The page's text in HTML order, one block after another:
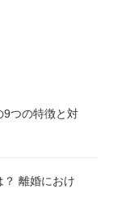
9つの特徴と対
？ 離婚におけ